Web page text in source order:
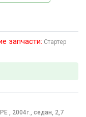
запчасти: Стартер
, 2004г. седан, 2,7